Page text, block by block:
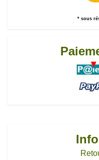
* sous